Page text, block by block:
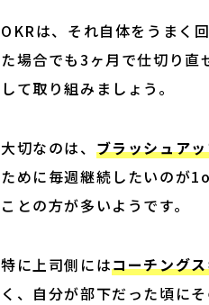
OKRは、それ自体をうまく
た場合でも3ヶ月で仕切り直
して取り組みましょう。
大切なのは、 ブラッシュア
ために毎週継続したいのが
ことの方が多いようです。
特に上司側にはコーチング
く、自分が部下だった頃に